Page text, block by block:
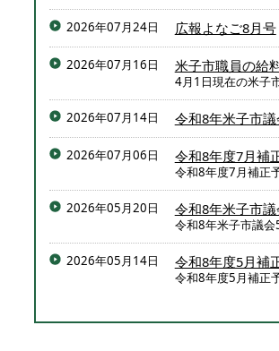
2026年07月24日 広報よなご8月号
2026年07月16日 米子市職員の給
4月1日現在の米子
2026年07月14日 令和8年米子市
2026年07月06日 令和8年度7月
令和8年度7月補正
2026年05月20日 令和8年米子市
令和8年米子市議会
2026年05月14日 令和8年度5月
令和8年度5月補正